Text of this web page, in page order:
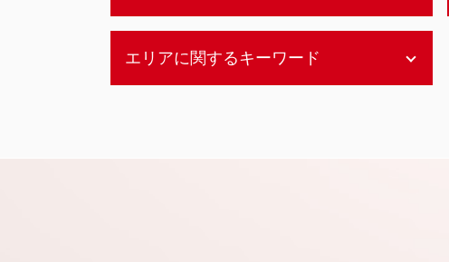
商店街 後継者問題 対策
後継者問題 伝統工芸
エリアに関するキーワード